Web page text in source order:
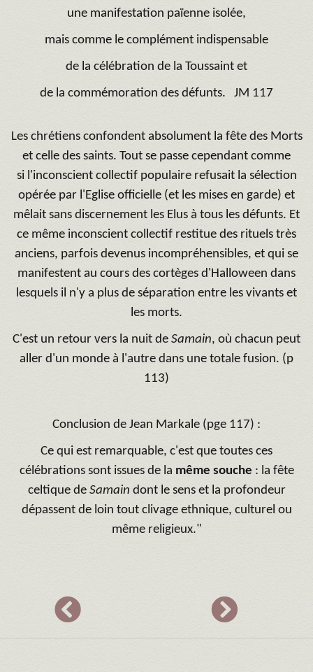
une manifestation païenne isolée,
mais comme le complément indispensable
de la célébration de la Toussaint et
de la commémoration des défunts. JM 117
Les chrétiens confondent absolument la fête des Morts
et celle des saints. Tout se passe cependant comme
si l'inconscient collectif populaire refusait la sélection
opérée par l'Eglise officielle (et les mises en garde) et
mêlait sans discernement les Elus à tous les défunts. Et
ce même inconscient collectif restitue des rituels très
anciens, parfois devenus incompréhensibles, et qui se
manifestent au cours des cortèges d'Halloween dans
lesquels il n'y a plus de séparation entre les vivants et
les morts.
C'est un retour vers la nuit de Samain, où chacun peut
aller d'un monde à l'autre dans une totale fusion. (p
113)
Conclusion de Jean Markale (pge 117) :
Ce qui est remarquable, c'est que toutes ces
célébrations sont issues de la même souche : la fête
celtique de Samain dont le sens et la profondeur
dépassent de loin tout clivage ethnique, culturel ou
même religieux."